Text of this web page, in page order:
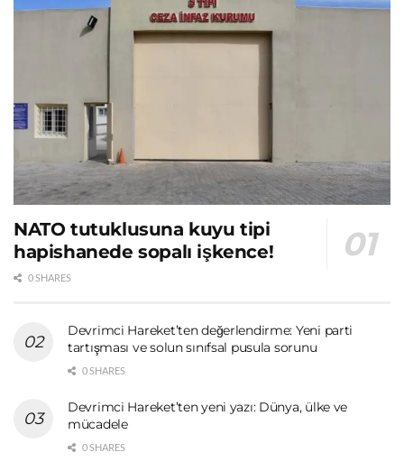
NATO tutuklusuna kuyu tipi
hapishanede sopalı işkence!
0 SHARES
Devrimci Hareket’ten değerlendirme: Yeni parti
tartışması ve solun sınıfsal pusula sorunu
0 SHARES
Devrimci Hareket’ten yeni yazı: Dünya, ülke ve
mücadele
0 SHARES